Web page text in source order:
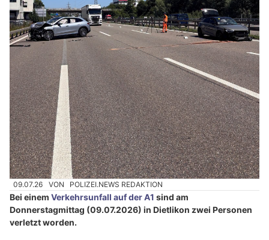
09.07.26 VON POLIZEI.NEWS REDAKTION
Bei einem Verkehrsunfall auf der A1 sind am
Donnerstagmittag (09.07.2026) in Dietlikon zwei Personen
verletzt worden.